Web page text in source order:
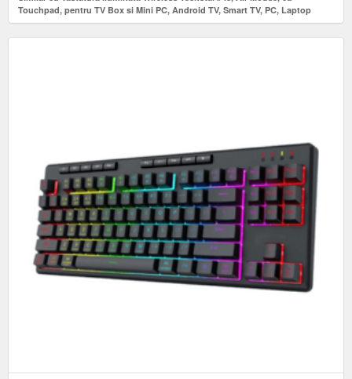
Touchpad, pentru TV Box si Mini PC, Android TV, Smart TV, PC, Laptop